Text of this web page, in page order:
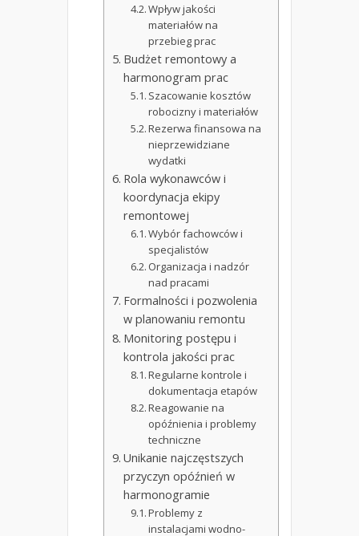
Wpływ jakości
materiałów na
przebieg prac
Budżet remontowy a
harmonogram prac
Szacowanie kosztów
robocizny i materiałów
Rezerwa finansowa na
nieprzewidziane
wydatki
Rola wykonawców i
koordynacja ekipy
remontowej
Wybór fachowców i
specjalistów
Organizacja i nadzór
nad pracami
Formalności i pozwolenia
w planowaniu remontu
Monitoring postępu i
kontrola jakości prac
Regularne kontrole i
dokumentacja etapów
Reagowanie na
opóźnienia i problemy
techniczne
Unikanie najczęstszych
przyczyn opóźnień w
harmonogramie
Problemy z
instalacjami wodno-